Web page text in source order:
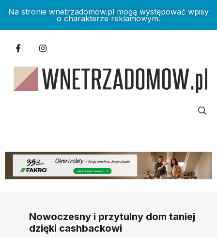
Na stronie wnetrzadomow.pl mogą występować wpisy
o charakterze reklamowym.
Nowoczesny i przytulny dom taniej
dzięki cashbackowi